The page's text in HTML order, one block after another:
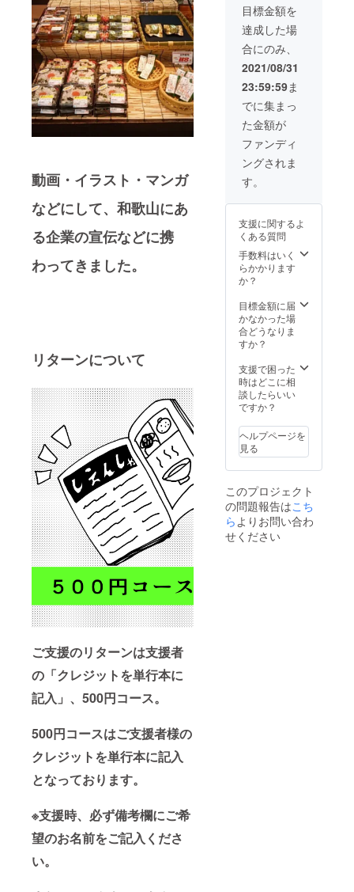
動画・イラスト・マンガ
などにして、和歌山にあ
る企業の宣伝などに携
わってきました。
リターンについて
ご支援のリターンは支援者
の「クレジットを単行本に
記入」、500円コース。
500円コースはご支援者様の
クレジットを単行本に記入
となっております。
※支援時、必ず備考欄にご希
望のお名前をご記入くださ
い。
料込み
の価格
となっ
ており
ます。
配送時
に出来
たキズ
などの
保証は
出来か
ねます
のでご
い。
希望の
お名前
をご記
入くだ
さい。
また、
ニック
ネーム
をクレ
ジット
掲載さ
れる場
合は常
の名義
いいた
しま
す。 こ
の書籍
は井上
自費出
版にな
りま
す、出
販売許
可は必
要あり
ませ
料込み
の価格
となっ
ており
配送時
に出来
たキズ
などの
保証は
ず備考
欄にご
希望の
お名前
をご記
入くだ
さい。
また、
ニック
ネーム
をクレ
ジット
掲載さ
識の範
の名義
でお願
いいた
しま
す。」
時、必
ず写真
や簡単
な似顔
画内で
のニッ
クネー
ムなど
ルでお
送りく
ださ
い。 こ
は井上
智博の
自費出
版にな
りま
目標金額を
達成した場
合にのみ、
2021/08/31
23:59:59ま
でに集まっ
た金額が
ファンディ
ングされま
す。
支援に関するよ
くある質問
手数料はいく
らかかります
か？
目標金額に届
かなかった場
合どうなりま
すか？
支援で困った
時はどこに相
談したらいい
ですか？
ヘルプページを
見る
このプロジェクト
の問題報告はこち
ら よりお問い合わ
せください